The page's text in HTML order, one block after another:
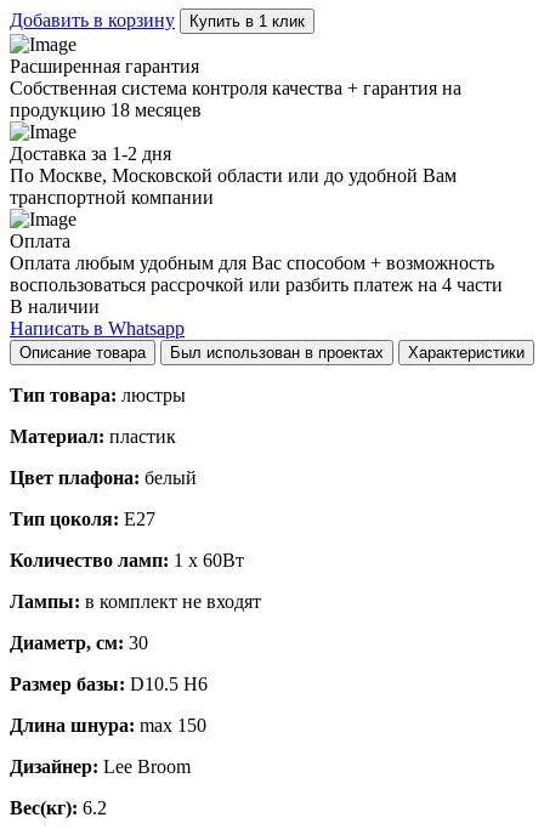
Добавить в корзину Купить в 1 клик
Расширенная гарантия
Собственная система контроля качества + гарантия на
продукцию 18 месяцев
Доставка за 1-2 дня
По Москве, Московской области или до удобной Вам
транспортной компании
Оплата
Оплата любым удобным для Вас способом + возможность
воспользоваться рассрочкой или разбить платеж на 4 части
В наличии
Написать в Whatsapp
Описание товара Был использован в проектах Характеристики
Тип товара: люстры
Материал: пластик
Цвет плафона: белый
Тип цоколя: E27
Количество ламп: 1 x 60Вт
Лампы: в комплект не входят
Диаметр, см: 30
Размер базы: D10.5 H6
Длина шнура: max 150
Дизайнер: Lee Broom
Вес(кг): 6.2